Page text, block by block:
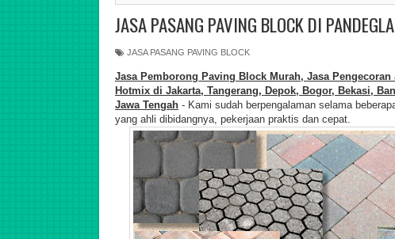
JASA PASANG PAVING BLOCK DI
JASA PASANG PAVING BLOCK
Jasa Pemborong Paving Block Murah, Jasa
Hotmix di Jakarta, Tangerang, Depok, Bogor, Bekasi,
Jawa Tengah - Kami sudah berpengalaman selama
yang ahli dibidangnya, pekerjaan praktis dan cepat.